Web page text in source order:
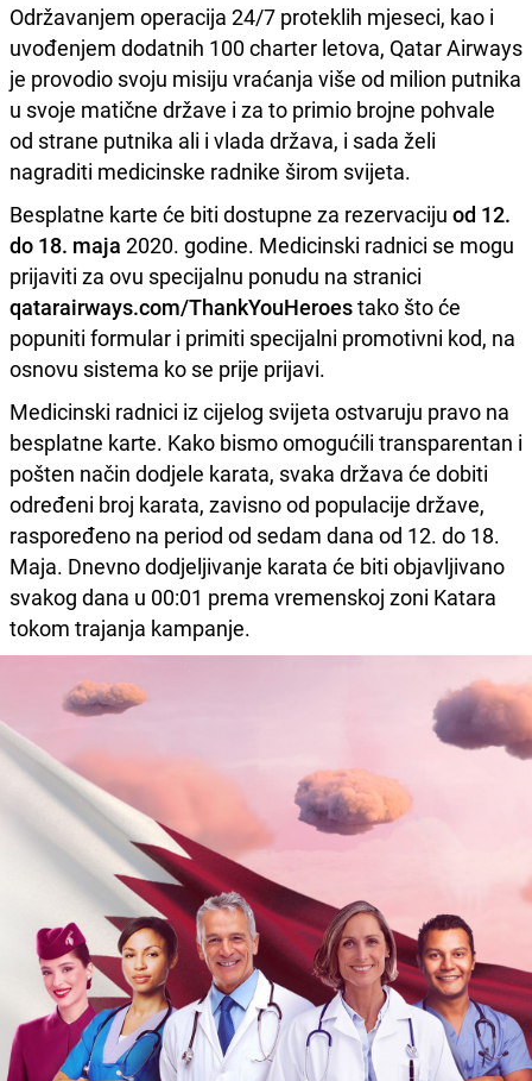
Održavanjem operacija 24/7 proteklih mjeseci, kao i
uvođenjem dodatnih 100 charter letova, Qatar Airways
je provodio svoju misiju vraćanja više od milion putnika
u svoje matične države i za to primio brojne pohvale
od strane putnika ali i vlada država, i sada želi
nagraditi medicinske radnike širom svijeta.
Besplatne karte će biti dostupne za rezervaciju od 12.
do 18. maja 2020. godine. Medicinski radnici se mogu
prijaviti za ovu specijalnu ponudu na stranici
qatarairways.com/ThankYouHeroestako što će
popuniti formular i primiti specijalni promotivni kod, na
osnovu sistema ko se prije prijavi.
Medicinski radnici iz cijelog svijeta ostvaruju pravo na
besplatne karte. Kako bismo omogućili transparentan i
pošten način dodjele karata, svaka država će dobiti
određeni broj karata, zavisno od populacije države,
raspoređeno na period od sedam dana od 12. do 18.
Maja. Dnevno dodjeljivanje karata će biti objavljivano
svakog dana u 00:01 prema vremenskoj zoni Katara
tokom trajanja kampanje.